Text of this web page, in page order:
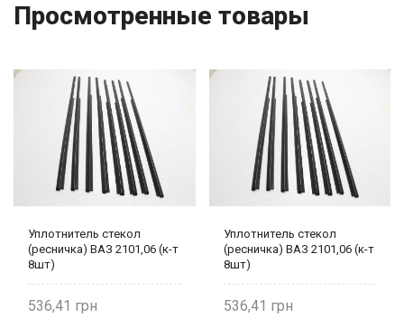
Просмотренные товары
Уплотнитель стекол
(ресничка) ВАЗ 2101,06 (к-т
8шт)
536,41
Уплотнитель стекол
(ресничка) ВАЗ 2101,06 (к-т
8шт)
536,41